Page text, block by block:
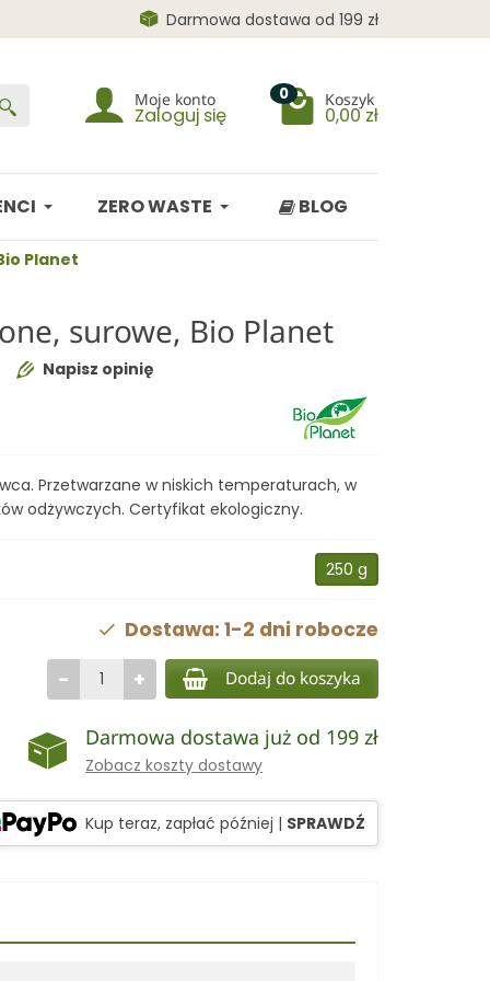
Darmowa dostawa od 199 zł
Moje konto
Zaloguj się
0 Koszyk
0,00 zł
ZERO WASTE BLOG
Planet
surowe, Bio Planet
Napisz opinię
Przetwarzane w niskich temperaturach, w
odżywczych. Certyfikat ekologiczny.
250 g
Dostawa: 1-2 dni robocze
+
− Dodaj do koszyka
Darmowa dostawa już od 199 zł
Zobacz koszty dostawy
Kup teraz, zapłać później | SPRAWDŹ